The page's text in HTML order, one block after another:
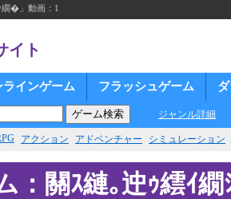
繝�」動画：1
イト
ラインゲーム フラッシュゲーム
ジャンル詳細
アクション アドベンチャー シミュレーション
：關ｽ縺｡迚ｩ繧ｲ